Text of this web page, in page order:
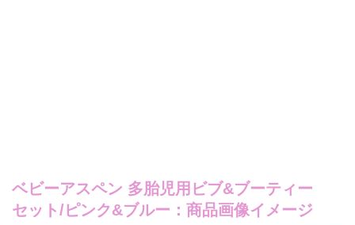
ベビーアスペン 多胎児用ビブ&ブーティー
セット/ピンク&ブルー：商品画像イメージ